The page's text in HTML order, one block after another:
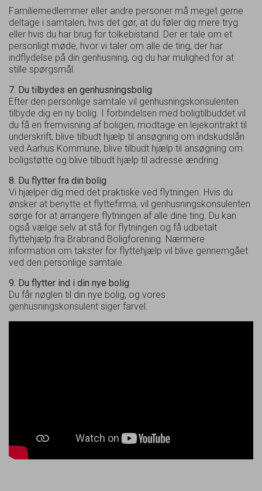
Familiemedlemmer eller andre personer må meget gerne
deltage i samtalen, hvis det gør, at du føler dig mere tryg
eller hvis du har brug for tolkebistand. Der er tale om et
personligt møde, hvor vi taler om alle de ting, der har
indflydelse på din genhusning, og du har mulighed for at
stille spørgsmål.
7. Du tilbydes en genhusningsbolig
Efter den personlige samtale vil genhusningskonsulenten
tilbyde dig en ny bolig. I forbindelsen med boligtilbuddet vil
du få en fremvisning af boligen, modtage en lejekontrakt til
underskrift, blive tilbudt hjælp til ansøgning om indskudslån
ved Aarhus Kommune, blive tilbudt hjælp til ansøgning om
boligstøtte og blive tilbudt hjælp til adresse ændring.
8. Du flytter fra din bolig
Vi hjælper dig med det praktiske ved flytningen. Hvis du
ønsker at benytte et flyttefirma, vil genhusningskonsulenten
sørge for at arrangere flytningen af alle dine ting. Du kan
også vælge selv at stå for flytningen og få udbetalt
flyttehjælp fra Brabrand Boligforening. Nærmere
information om takster for flyttehjælp vil blive gennemgået
ved den personlige samtale.
9. Du flytter ind i din nye bolig
Du får nøglen til din nye bolig, og vores
genhusningskonsulent siger farvel.